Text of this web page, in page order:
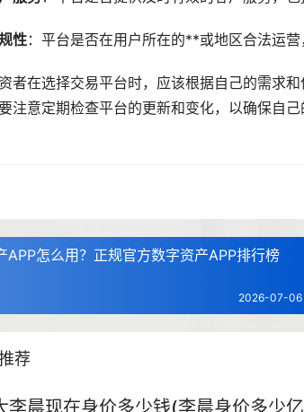
性：平台是否在用户所在的**或地区合法运营
者在选择交易平台时，应该根据自己的需求
注意定期检查平台的更新和变化，以确保自己
APP怎么用？正规官方数字资产APP排行榜
2026-07-06
荐